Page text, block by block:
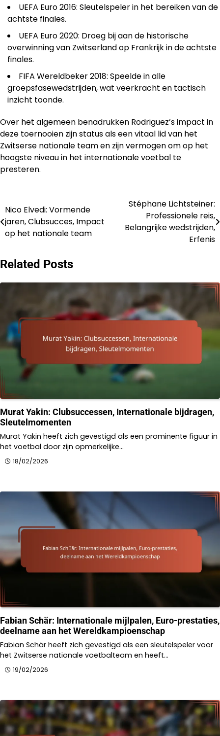
UEFA Euro 2016: Sleutelspeler in het bereiken van de
achtste finales.
UEFA Euro 2020: Droeg bij aan de historische
overwinning van Zwitserland op Frankrijk in de achtste
finales.
FIFA Wereldbeker 2018: Speelde in alle
groepsfasewedstrijden, wat veerkracht en tactisch
inzicht toonde.
Over het algemeen benadrukken Rodriguez’s impact in
deze toernooien zijn status als een vitaal lid van het
Zwitserse nationale team en zijn vermogen om op het
hoogste niveau in het internationale voetbal te
presteren.
Post
navigation
Nico Elvedi: Vormende
jaren, Clubsucces, Impact
op het nationale team
Stéphane Lichtsteiner:
Professionele reis,
Belangrijke wedstrijden,
Erfenis
Related Posts
Murat Yakin: Clubsuccessen, Internationale bijdragen,
Sleutelmomenten
Murat Yakin heeft zich gevestigd als een prominente figuur in
het voetbal door zijn opmerkelijke…
18/02/2026
Fabian Schär: Internationale mijlpalen, Euro-prestaties,
deelname aan het Wereldkampioenschap
Fabian Schär heeft zich gevestigd als een sleutelspeler voor
het Zwitserse nationale voetbalteam en heeft…
19/02/2026